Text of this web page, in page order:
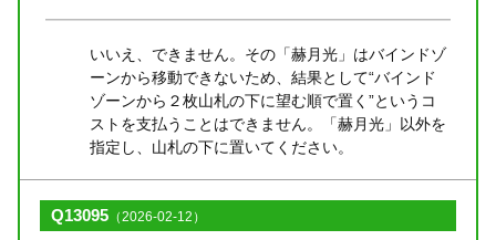
いいえ、できません。その「赫月光」はバインドゾ
ーンから移動できないため、結果として“バインド
ゾーンから２枚山札の下に望む順で置く”というコ
ストを支払うことはできません。「赫月光」以外を
指定し、山札の下に置いてください。
Q13095 （2026-02-12）